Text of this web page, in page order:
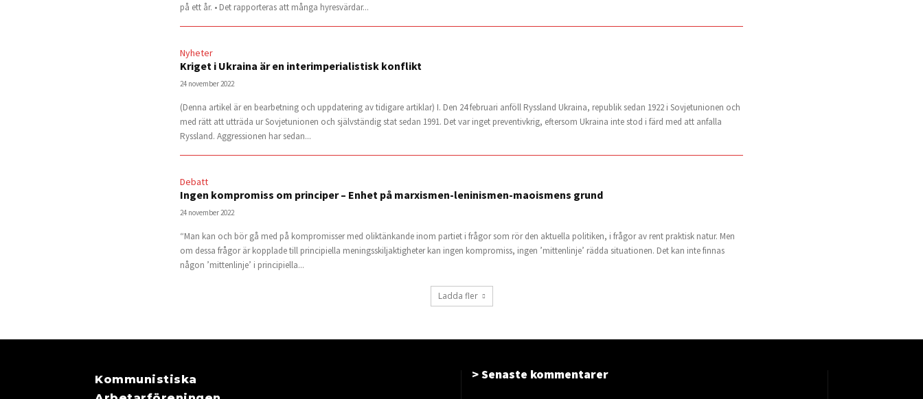
på ett år. • Det rapporteras att många hyresvärdar...
Nyheter
Kriget i Ukraina är en interimperialistisk konflikt
24 november 2022
(Denna artikel är en bearbetning och uppdatering av tidigare artiklar) I. Den 24 februari anföll Ryssland Ukraina, republik sedan 1922 i Sovjetunionen och
med rätt att utträda ur Sovjetunionen och självständig stat sedan 1991. Det var inget preventivkrig, eftersom Ukraina inte stod i färd med att anfalla
Ryssland. Aggressionen har sedan...
Debatt
Ingen kompromiss om principer – Enhet på marxismen-leninismen-maoismens grund
24 november 2022
“Man kan och bör gå med på kompromisser med oliktänkande inom partiet i frågor som rör den aktuella politiken, i frågor av rent praktisk natur. Men
om dessa frågor är kopplade till principiella meningsskiljaktigheter kan ingen kompromiss, ingen ’mittenlinje’ rädda situationen. Det kan inte finnas
någon ’mittenlinje’ i principiella...
Ladda fler
Kommunistiska
> Senaste kommentarer